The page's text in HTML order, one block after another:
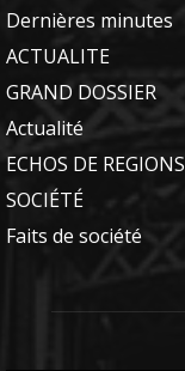
Dernières minutes
ACTUALITE
GRAND DOSSIER
Actualité
ECHOS DE REGIONS
SOCIÉTÉ
Faits de société